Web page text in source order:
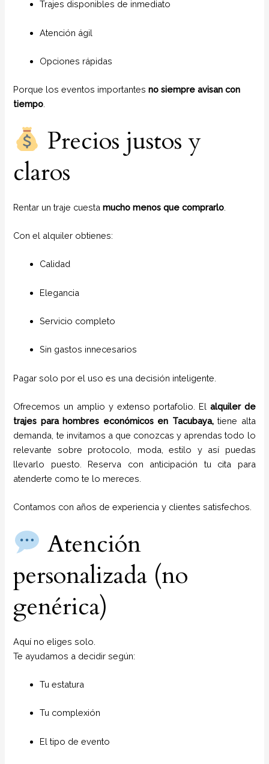
Trajes disponibles de inmediato
Atención ágil
Opciones rápidas
Porque los eventos importantesno siempre avisan con
tiempo
Precios justos y
claros
Rentar un traje cuestamucho menos que comprarlo
Con el alquiler obtienes:
Calidad
Elegancia
Servicio completo
Sin gastos innecesarios
Pagar solo por el uso es una decisión inteligente.
Ofrecemos un amplio y extenso portafolio. El alquiler de
trajes para hombres económicos en Tacubaya,tiene alta
demanda, te invitamos a que conozcas y aprendas todo lo
relevante sobre protocolo, moda, estilo y así puedas
llevarlo puesto. Reserva con anticipación tu cita para
atenderte como te lo mereces.
Contamos con años de experiencia y clientes satisfechos.
Atención
personalizada (no
genérica)
Aquí no eliges solo.
Te ayudamos a decidir según:
Tu estatura
Tu complexión
El tipo de evento